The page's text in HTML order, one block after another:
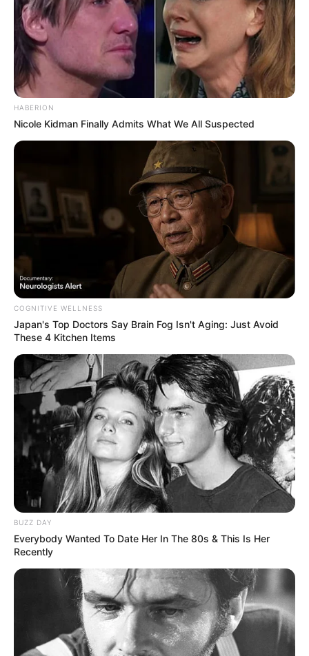
HABERION
Nicole Kidman Finally Admits What We All Suspected
COGNITIVE WELLNESS
Japan's Top Doctors Say Bra​in Fo​g Isn't Aging: Just Avoid
These 4 Kitchen Items
BUZZ DAY
Everybody Wanted To Date Her In The 80s & This Is Her
Recently